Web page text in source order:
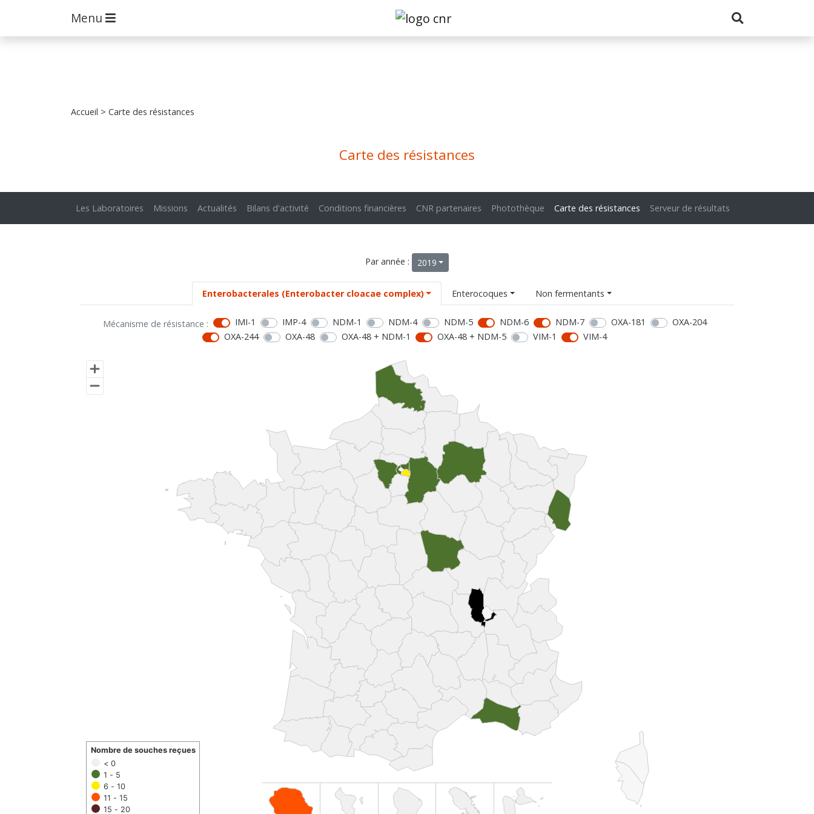
Menu
Accueil > Carte des résistances
Carte des résistances
Les Laboratoires Missions Actualités Bilans d'activité Conditions financières CNR partenaires Photothèque Carte des résistances Serveur de résultats
Par année : 2019
Enterobacterales (Enterobacter cloacae complex) Enterocoques Non fermentants
Mécanisme de résistance : IMI-1 IMP-4 NDM-1 NDM-4 NDM-5 NDM-6 NDM-7 OXA-181
OXA-204
OXA-244
OXA-48 OXA-48 + NDM-1 OXA-48 + NDM-5 VIM-1 VIM-4
< 0
1 - 5
6 - 10
11 - 15
15 - 20
Nombre de souches reçues